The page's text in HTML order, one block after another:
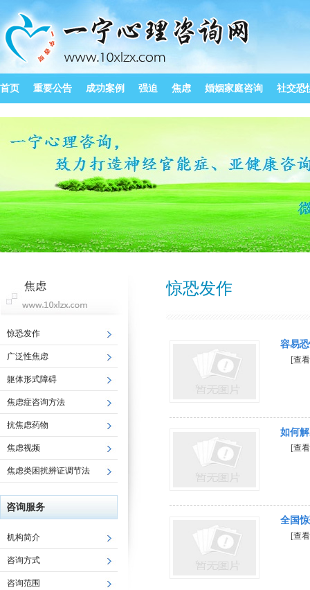
首页 重要公告 成功案例 强迫 焦虑 婚姻家庭咨询 社交恐
焦虑
惊恐发作
广泛性焦虑
躯体形式障碍
焦虑症咨询方法
抗焦虑药物
焦虑视频
焦虑类困扰辨证调节法
咨询服务
机构简介
咨询方式
咨询范围
惊恐发作
容易
[查
如何
[查
全国
[查